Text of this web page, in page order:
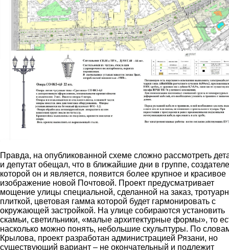
Правда, на опубликованной схеме сложно рассмотреть
и депутат обещал, что в ближайшие дни в группе,
которой он и является, появится более крупное и красивое
изображение новой Почтовой. Проект предусматривает
мощение улицы специальной, сделанной на заказ,
плиткой, цветовая гамма которой будет гармонировать с
окружающей застройкой. На улице собираются установить
скамьи, светильники, «малые архитектурные формы», то
насколько можно понять, небольшие скульптуры. По
Крылова, проект разработан администрацией Рязани, но
существующий вариант – не окончательный и подлежит